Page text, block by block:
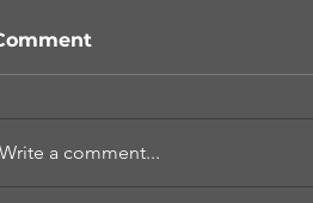
Φράχτης περάσματος
Write a comment...